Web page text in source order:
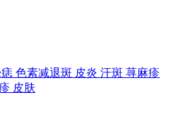
色素减退斑 皮炎 汗斑 荨麻疹
皮肤